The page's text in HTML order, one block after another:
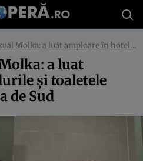
luat amploare în hotelurile şi toaletele publice din Coreea de Sud
a luat
şi toaletele
de Sud